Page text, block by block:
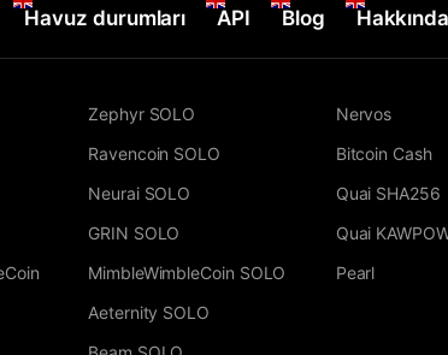
Havuz durumları API Blog Hakkında
Zephyr SOLO
Ravencoin SOLO
Neurai SOLO
GRIN SOLO
MimbleWimbleCoin SOLO
Aeternity SOLO
Nervos
Bitcoin Cash
Quai SHA256
Quai
Pearl